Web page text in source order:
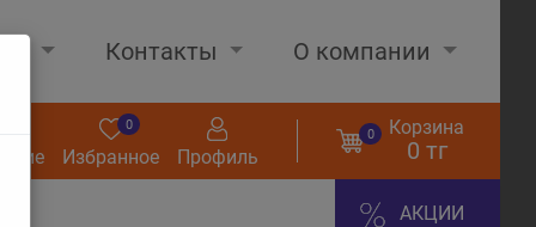
Контакты О компании
Избранное
0
Профиль
0 Корзина
0 тг
АКЦИИ